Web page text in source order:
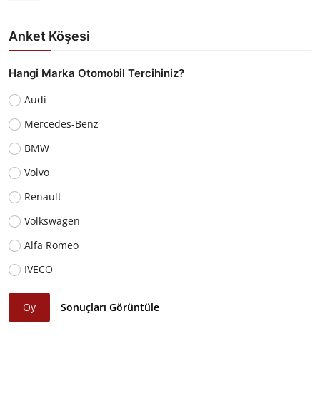
Anket Köşesi
Hangi Marka Otomobil Tercihiniz?
Audi
Mercedes-Benz
BMW
Volvo
Renault
Volkswagen
Alfa Romeo
IVECO
Oy Sonuçları Görüntüle